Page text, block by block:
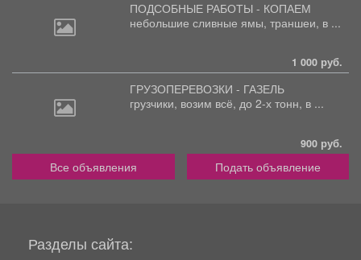
ПОДСОБНЫЕ РАБОТЫ - КОПАЕМ
небольшие сливные ямы, траншеи, в ...
1 000 руб.
ГРУЗОПЕРЕВОЗКИ - ГАЗЕЛЬ
грузчики, возим всё, до 2-х тонн, в ...
900 руб.
Все объявления Подать объявление
Разделы сайта: